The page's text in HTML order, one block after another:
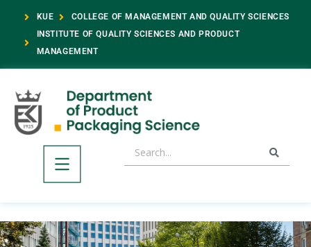
KUE
COLLEGE OF MANAGEMENT AND QUALITY SCIENCES
INSTITUTE OF QUALITY SCIENCES AND PRODUCT
MANAGEMENT